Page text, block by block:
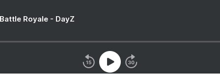
Royale - DayZ